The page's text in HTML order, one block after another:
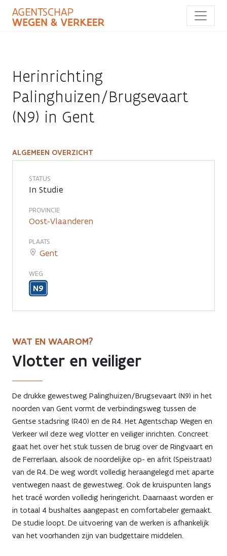
naar
Herinrichting
Palinghuizen/Brugsevaart
(N9) in Gent
Herinrichting
Palinghuizen/Brugsevaart
(N9)
Gent
ALGEMEEN OVERZICHT
STATUS
In Studie
PROVINCIE
Oost-Vlaanderen
PLAATS
Gent
WEG
N9
WAT EN WAAROM?
Vlotter en veiliger
De drukke gewestweg Palinghuizen/Brugsevaart (N9) in het
noorden van Gent vormt de verbindingsweg tussen de
Gentse stadsring (R40) en de R4. Het Agentschap Wegen en
Verkeer wil deze weg vlotter en veiliger inrichten. Concreet
gaat het over het stuk tussen de brug over de Ringvaart en
de Ferrerlaan, alsook de noordelijke op- en afrit (Speistraat)
van de R4. De weg wordt volledig heraangelegd met aparte
ventwegen naast de gewestweg. Ook de kruispunten langs
het tracé worden volledig heringericht. Daarnaast worden er
in totaal 4 bushaltes aangepast en comfortabeler gemaakt.
De studie loopt. De uitvoering van de werken is afhankelijk
van het voorhanden zijn van budgettaire middelen.